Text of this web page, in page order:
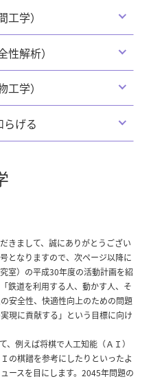
学）
解析）
学）
らげる
きまして、誠にありがとうござい
となりますので、次ページ以降に
室）の平成30年度の活動計画を紹
鉄道を利用する人、動かす人、そ
安全性、快適性向上のための問題
現に貢献する」という目標に向け
例えば将棋で人工知能（ＡＩ）
の棋譜を参考にしたりといったよ
ースを目にします。2045年問題の